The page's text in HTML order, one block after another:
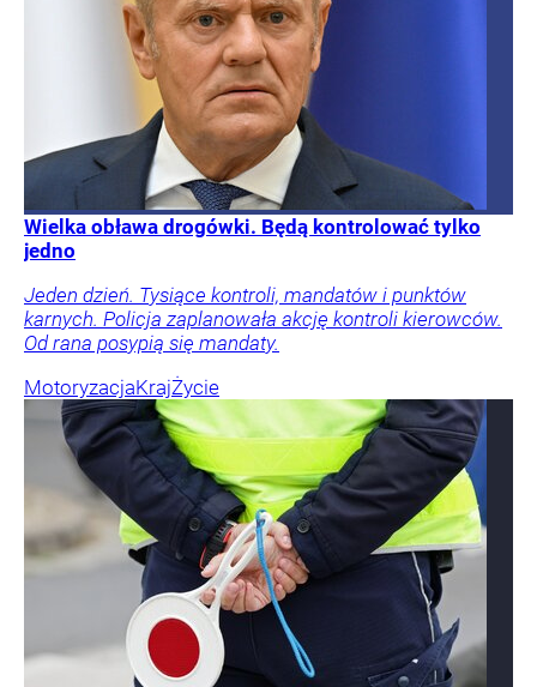
Wielka obława drogówki. Będą kontrolować tylko
jedno
Jeden dzień. Tysiące kontroli, mandatów i punktów
karnych. Policja zaplanowała akcję kontroli kierowców.
Od rana posypią się mandaty.
MotoryzacjaKrajŻycie